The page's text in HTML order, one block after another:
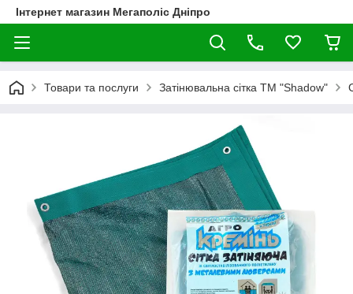
Інтернет магазин Мегаполіс Дніпро
Товари та послуги Затінювальна сітка ТМ "Shadow"